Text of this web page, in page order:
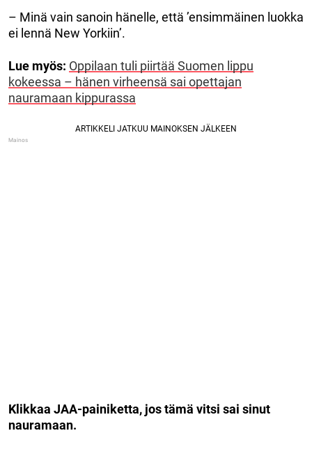
– Minä vain sanoin hänelle, että ’ensimmäinen luokka
ei lennä New Yorkiin’.
Lue myös: Oppilaan tuli piirtää Suomen lippu
kokeessa – hänen virheensä sai opettajan
nauramaan kippurassa
Klikkaa JAA-painiketta, jos tämä vitsi sai sinut
nauramaan.